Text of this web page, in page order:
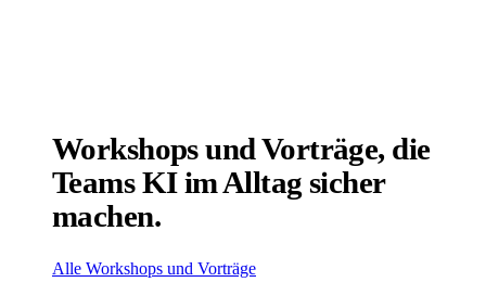
Workshops und Vorträge, die
Teams KI im Alltag sicher
machen.
Alle Workshops und Vorträge